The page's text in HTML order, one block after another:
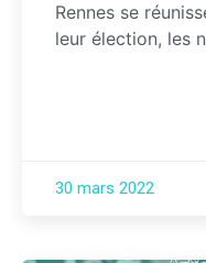
Rennes se
leur élection, les
30 mars 2022